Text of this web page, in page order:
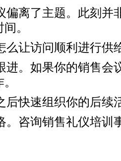
偏离了主题。此刻并
。
么让访问顺利进行供
进。如果你的销售会
后快速组织你的后续
。咨询销售礼仪培训